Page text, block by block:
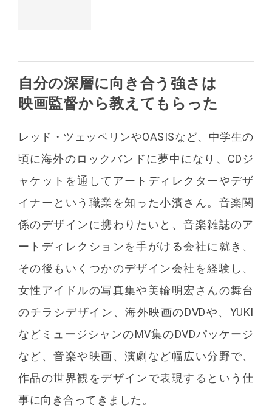
自分の深層に向き合う強さは
映画監督から教えてもらった
レッド・ツェッペリンやOASISなど、中学生の
頃に海外のロックバンドに夢中になり、CDジ
ャケットを通してアートディレクターやデザ
イナーという職業を知った小濱さん。音楽関
係のデザインに携わりたいと、音楽雑誌のア
ートディレクションを手がける会社に就き、
その後もいくつかのデザイン会社を経験し、
女性アイドルの写真集や美輪明宏さんの舞台
のチラシデザイン、海外映画のDVDや、YUKI
などミュージシャンのMV集のDVDパッケージ
など、音楽や映画、演劇など幅広い分野で、
作品の世界観をデザインで表現するという仕
事に向き合ってきました。